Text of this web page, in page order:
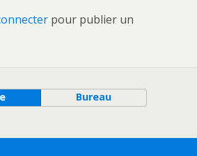
pour publier un
Bureau